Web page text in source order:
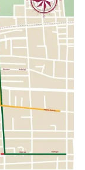
dental, jabón de
rastrillos.
linternas,
a través del
de la
empatía y
una
y ayuda a
más